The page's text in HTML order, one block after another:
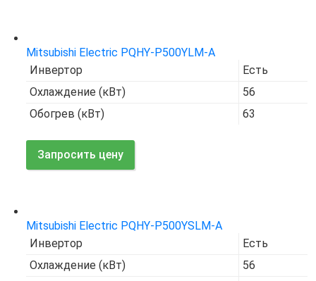
Mitsubishi Electric PQHY-P500YLM-A
Инвертор
Есть
Охлаждение (кВт)
56
Обогрев (кВт)
63
Запросить цену
Mitsubishi Electric PQHY-P500YSLM-A
Инвертор
Есть
Охлаждение (кВт)
56